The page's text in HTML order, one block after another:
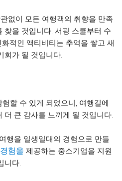
없이 모든 여행객의 취향을 만족
찾을 것입니다. 서핑 스쿨부터 수
적인 액티비티는 추억을 쌓고 새
회가 될 것입니다.
할 수 있게 되었으니, 여행길에
더 큰 감사를 느끼게 될 것입니다.
행을 일생일대의 경험으로 만들
경험을 제공하는 중소기업을 지원
니다.